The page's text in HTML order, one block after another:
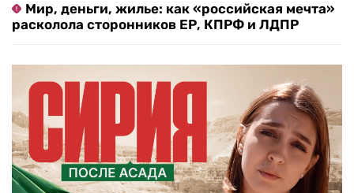
Мир, деньги, жилье: как «российская мечта»
расколола сторонников ЕР, КПРФ и ЛДПР